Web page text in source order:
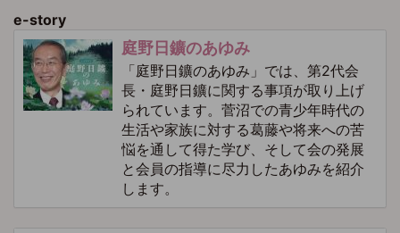
e-story
庭野日鑛のあゆみ
「庭野日鑛のあゆみ」では、第2代会
長・庭野日鑛に関する事項が取り上げ
られています。菅沼での青少年時代の
生活や家族に対する葛藤や将来への苦
悩を通して得た学び、そして会の発展
と会員の指導に尽力したあゆみを紹介
します。